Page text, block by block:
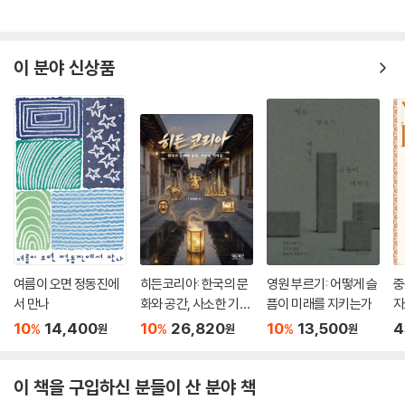
이 분야 신상품
여름이 오면 정동진에
서 만나
10% 14,400원
히든코리아: 한국의 문
화와 공간, 사소한 기적
들
10% 26,820원
영원 부르기: 어떻게 슬
픔이 미래를 지키는가
10% 13,500원
이 책을 구입하신 분들이 산 분야 책